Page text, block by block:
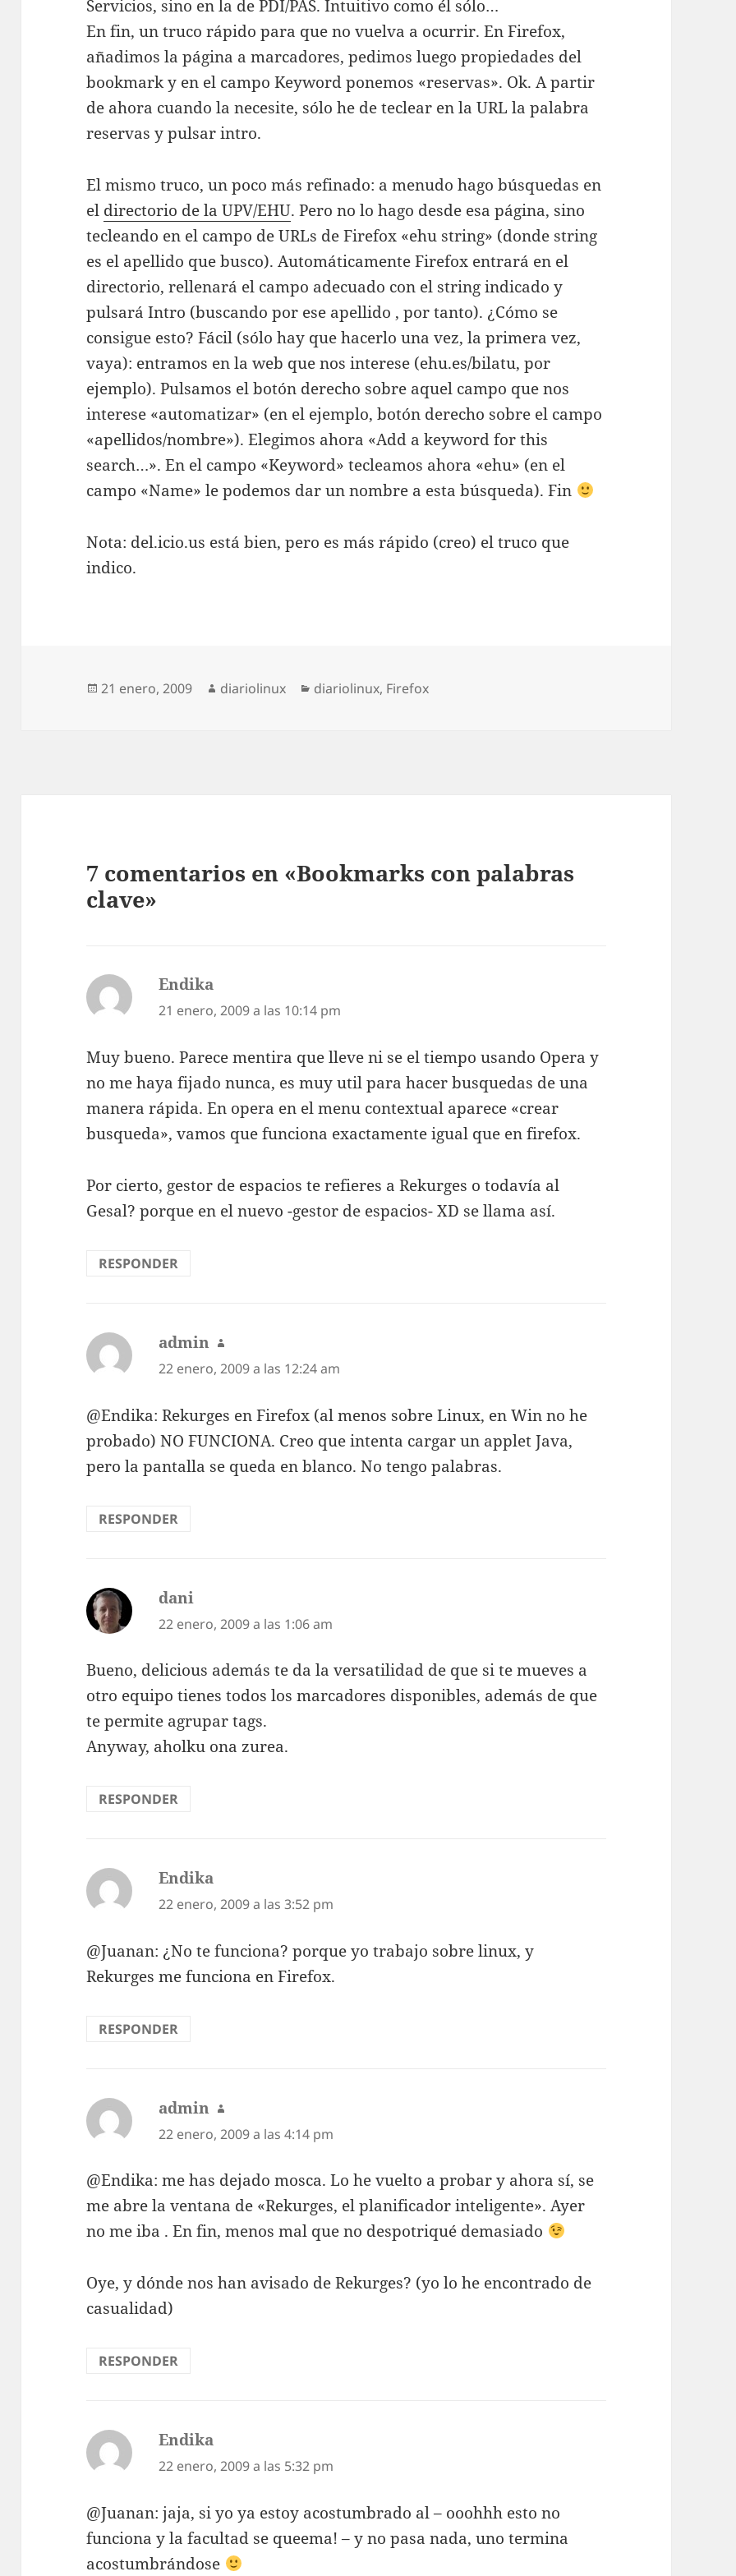
Servicios, sino en la de PDI/PAS. Intuitivo como él sólo…
En fin, un truco rápido para que no vuelva a ocurrir. En Firefox,
añadimos la página a marcadores, pedimos luego propiedades del
bookmark y en el campo Keyword ponemos «reservas». Ok. A partir
de ahora cuando la necesite, sólo he de teclear en la URL la palabra
reservas y pulsar intro.
El mismo truco, un poco más refinado: a menudo hago búsquedas en
el directorio de la UPV/EHU. Pero no lo hago desde esa página, sino
tecleando en el campo de URLs de Firefox «ehu string» (donde string
es el apellido que busco). Automáticamente Firefox entrará en el
directorio, rellenará el campo adecuado con el string indicado y
pulsará Intro (buscando por ese apellido , por tanto). ¿Cómo se
consigue esto? Fácil (sólo hay que hacerlo una vez, la primera vez,
vaya): entramos en la web que nos interese (ehu.es/bilatu, por
ejemplo). Pulsamos el botón derecho sobre aquel campo que nos
interese «automatizar» (en el ejemplo, botón derecho sobre el campo
«apellidos/nombre»). Elegimos ahora «Add a keyword for this
search…». En el campo «Keyword» tecleamos ahora «ehu» (en el
campo «Name» le podemos dar un nombre a esta búsqueda). Fin
Nota: del.icio.us está bien, pero es más rápido (creo) el truco que
indico.
Publicado
21 enero, 2009 Autor
diariolinux Categorías
diariolinux, Firefox
7 comentarios en «Bookmarks con palabras
clave»
Endika
21 enero, 2009 a las 10:14 pm
Muy bueno. Parece mentira que lleve ni se el tiempo usando Opera y
no me haya fijado nunca, es muy util para hacer busquedas de una
manera rápida. En opera en el menu contextual aparece «crear
busqueda», vamos que funciona exactamente igual que en firefox.
Por cierto, gestor de espacios te refieres a Rekurges o todavía al
Gesal? porque en el nuevo -gestor de espacios- XD se llama así.
RESPONDER
admin dice:
22 enero, 2009 a las 12:24 am
@Endika: Rekurges en Firefox (al menos sobre Linux, en Win no he
probado) NO FUNCIONA. Creo que intenta cargar un applet Java,
pero la pantalla se queda en blanco. No tengo palabras.
RESPONDER
dani
22 enero, 2009 a las 1:06 am
Bueno, delicious además te da la versatilidad de que si te mueves a
otro equipo tienes todos los marcadores disponibles, además de que
te permite agrupar tags.
Anyway, aholku ona zurea.
RESPONDER
Endika
22 enero, 2009 a las 3:52 pm
@Juanan: ¿No te funciona? porque yo trabajo sobre linux, y
Rekurges me funciona en Firefox.
RESPONDER
admin dice:
22 enero, 2009 a las 4:14 pm
@Endika: me has dejado mosca. Lo he vuelto a probar y ahora sí, se
me abre la ventana de «Rekurges, el planificador inteligente». Ayer
no me iba . En fin, menos mal que no despotriqué demasiado
Oye, y dónde nos han avisado de Rekurges? (yo lo he encontrado de
casualidad)
RESPONDER
Endika
22 enero, 2009 a las 5:32 pm
@Juanan: jaja, si yo ya estoy acostumbrado al – ooohhh esto no
funciona y la facultad se queema! – y no pasa nada, uno termina
acostumbrándose